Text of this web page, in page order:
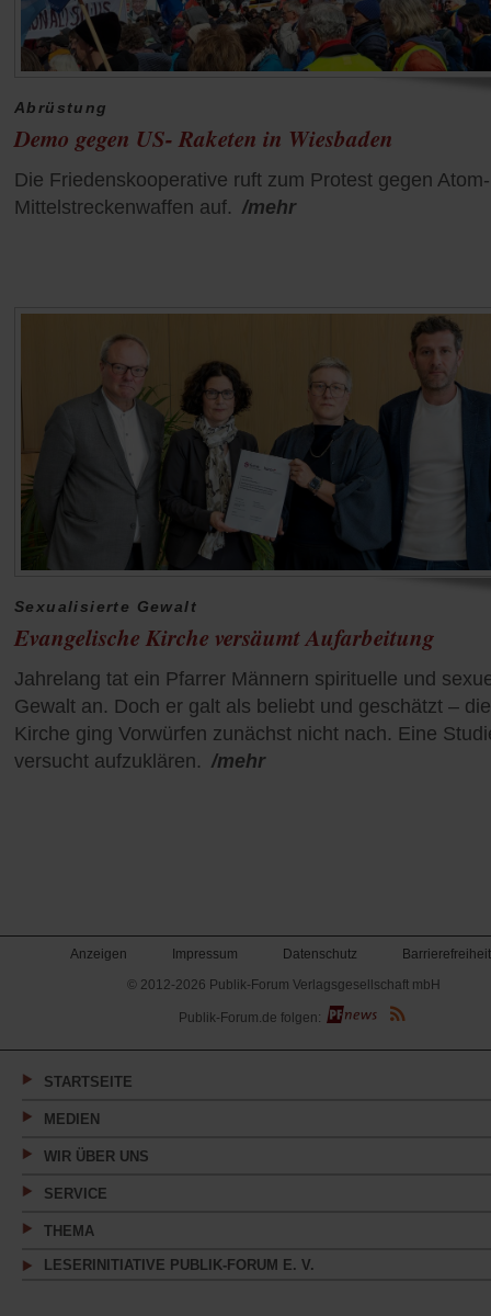
Abrüstung
Demo gegen US- Raketen in Wiesbaden
Die Friedenskooperative ruft zum Protest gegen
Mittelstreckenwaffen auf. /mehr
Sexualisierte Gewalt
Evangelische Kirche versäumt Aufarbeitung
Jahrelang tat ein Pfarrer Männern spirituelle und
Gewalt an. Doch er galt als beliebt und geschätzt – die
Kirche ging Vorwürfen zunächst nicht nach. Eine
versucht aufzuklären. /mehr
Anzeigen Impressum Datenschutz
Barrierefreiheit
© 2012-2026 Publik-Forum Verlagsgesellschaft mbH
(Öffnet
in
neuen
Publik-Forum.de folgen:
STARTSEITE
MEDIEN
WIR ÜBER UNS
SERVICE
THEMA
LESERINITIATIVE PUBLIK-FORUM E. V.